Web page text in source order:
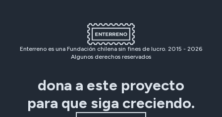
Enterreno es una Fundación chilena sin fines de lucro. 2015 - 2026
Algunos derechos reservados
dona a este proyecto
para que siga creciendo.